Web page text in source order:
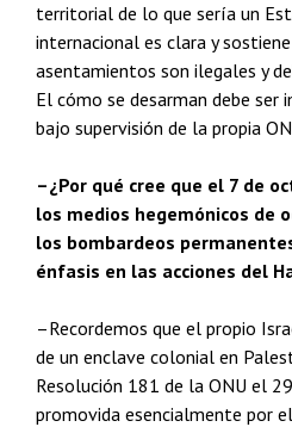
territorial de lo que sería un
internacional es clara y
asentamientos son ilegales y
El cómo se desarman debe
bajo supervisión de la propia
–¿Por qué cree que el 7 de
los medios hegemónicos de
los bombardeos
énfasis en las acciones del
–Recordemos que el propio
de un enclave colonial en
Resolución 181 de la ONU el
promovida esencialmente por